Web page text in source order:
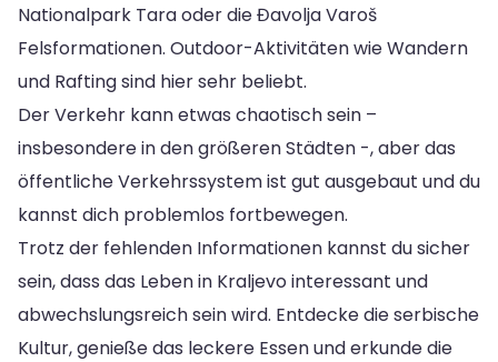
Nationalpark Tara oder die Đavolja Varoš
Felsformationen. Outdoor-Aktivitäten wie Wandern
und Rafting sind hier sehr beliebt.
Der Verkehr kann etwas chaotisch sein –
insbesondere in den größeren Städten -, aber das
öffentliche Verkehrssystem ist gut ausgebaut und du
kannst dich problemlos fortbewegen.
Trotz der fehlenden Informationen kannst du sicher
sein, dass das Leben in Kraljevo interessant und
abwechslungsreich sein wird. Entdecke die serbische
Kultur, genieße das leckere Essen und erkunde die